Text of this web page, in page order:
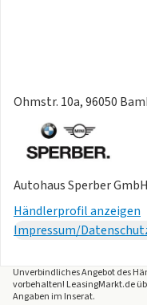
Ohmstr. 10a, 96050
Autohaus Sperber
Händlerprofil anzeigen
Impressum/
Unverbindliches Angebot des
vorbehalten! LeasingMarkt.de
Angaben im Inserat.